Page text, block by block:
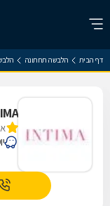
דף הבית הלבשה תחתונה